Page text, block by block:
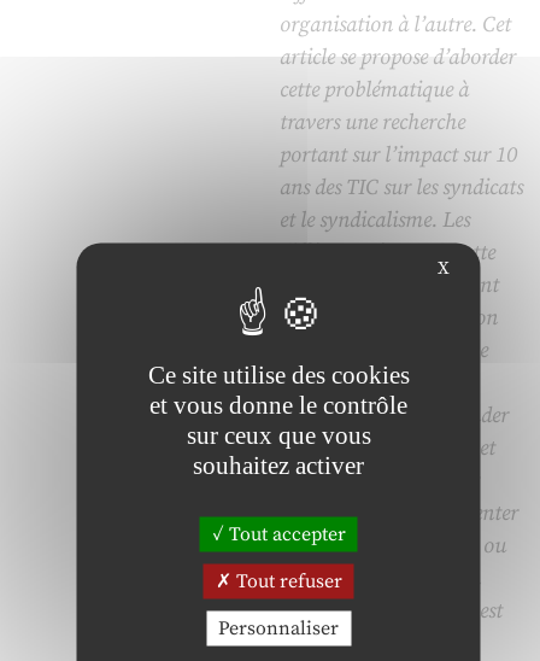
organisation à l’autre. Cet
article se propose d’aborder
cette problématique à
travers une recherche
portant sur l’impact sur 10
ans des TIC sur les syndicats
et le syndicalisme. Les
différentes étapes de cette
recherche qualitative ont
conduit à l’identification
puis la validation d’une
grille d’analyse simple
permettant d’appréhender
l’ensemble des impacts et
des enjeux que peuvent
potentiellement représenter
les TIC dans un secteur ou
un domaine donné. En
conclusion, cette grille est
appliquée, de façon
X
Ce site utilise des cookies
et vous donne le contrôle
sur ceux que vous
souhaitez activer
Tout accepter
Tout refuser
Personnaliser